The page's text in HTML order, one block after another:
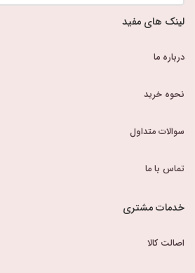
لینک های مفید
درباره ما
نحوه خرید
سوالات متداول
تماس با ما
خدمات مشتری
اصالت کالا